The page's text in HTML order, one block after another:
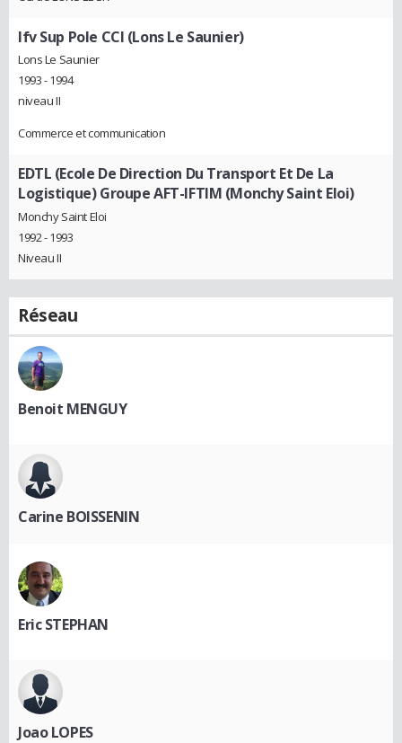
Ifv Sup Pole CCI (Lons Le Saunier)
Lons Le Saunier
1993 - 1994
niveau II
Commerce et communication
EDTL (Ecole De Direction Du Transport Et De La
Logistique) Groupe AFT-IFTIM (Monchy Saint Eloi)
Monchy Saint Eloi
1992 - 1993
Niveau II
Réseau
Benoit MENGUY
Carine BOISSENIN
Eric STEPHAN
Joao LOPES